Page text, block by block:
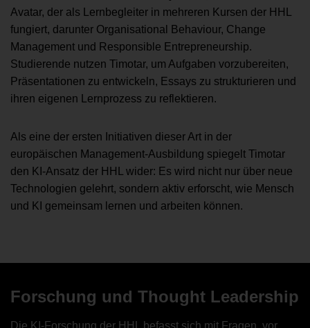
Avatar, der als Lernbegleiter in mehreren Kursen der HHL
fungiert, darunter Organisational Behaviour, Change
Management und Responsible Entrepreneurship.
Studierende nutzen Timotar, um Aufgaben vorzubereiten,
Präsentationen zu entwickeln, Essays zu strukturieren und
ihren eigenen Lernprozess zu reflektieren.
Als eine der ersten Initiativen dieser Art in der
europäischen Management-Ausbildung spiegelt Timotar
den KI-Ansatz der HHL wider: Es wird nicht nur über neue
Technologien gelehrt, sondern aktiv erforscht, wie Mensch
und KI gemeinsam lernen und arbeiten können.
Forschung und Thought Leadership
Die KI-Forschung der HHL befasst sich mit Fragen, vor